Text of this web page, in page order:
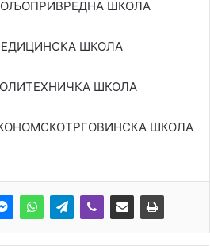
ШКОЛА
ШКОЛА
ШКОЛА
ШКОЛА